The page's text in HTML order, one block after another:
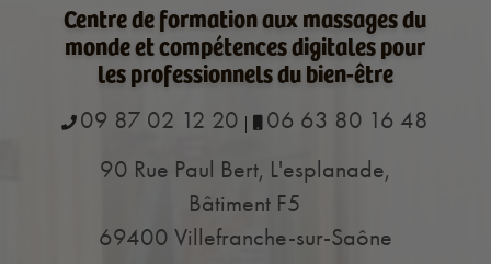
Centre de formation aux massages du
monde et compétences digitales pour
les professionnels du bien-être
09 87 02 12 20
06 63 80 16 48
90 Rue Paul Bert, L'esplanade,
Bâtiment F5
69400 Villefranche-sur-Saône